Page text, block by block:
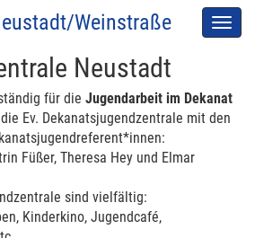
Weinstraße
Neustadt
für die Jugendarbeit im Dekanat
Ev. Dekanatsjugendzentrale mit den
Füßer, Theresa Hey und Elmar
sind vielfältig:
Kinderkino, Jugendcafé,